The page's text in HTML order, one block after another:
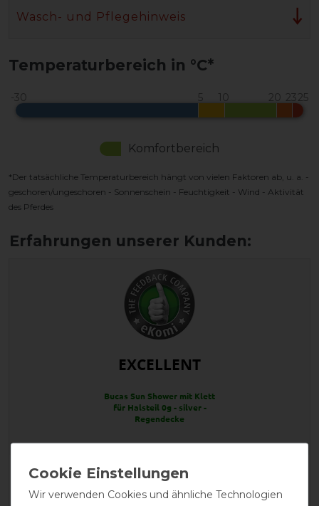
Wasch- und Pflegehinweis
Temperaturbereich in °C*
Komfortbereich
*Der tatsächliche Temperaturbereich hängt von vielen Faktoren ab, u. a. -
geschoren/ungeschoren - Sonnenschein - Feuchtigkeit - Wind - Aktivität
des Pferdes
EXCELLENT
Bucas Sun Shower mit Klett
für Halsteil 0g - silver -
Regendecke
Product Reviews
37
Wir verwenden Cookies und ähnliche Technologien